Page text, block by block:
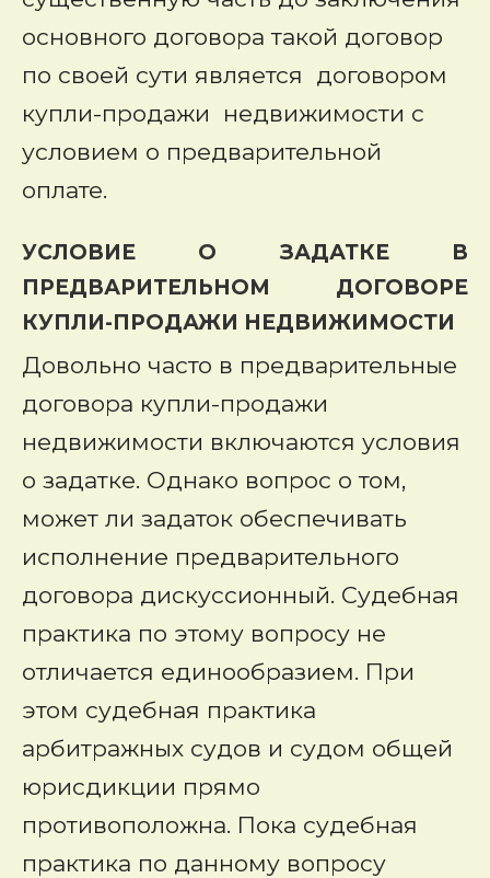
основного договора такой договор
по своей сути является договором
купли-продажи недвижимости с
условием о предварительной
оплате.
УСЛОВИЕ О ЗАДАТКЕ В
ПРЕДВАРИТЕЛЬНОМ ДОГОВОРЕ
КУПЛИ-ПРОДАЖИ НЕДВИЖИМОСТИ
Довольно часто в предварительные
договора купли-продажи
недвижимости включаются условия
о задатке. Однако вопрос о том,
может ли задаток обеспечивать
исполнение предварительного
договора дискуссионный. Судебная
практика по этому вопросу не
отличается единообразием. При
этом судебная практика
арбитражных судов и судом общей
юрисдикции прямо
противоположна. Пока судебная
практика по данному вопросу